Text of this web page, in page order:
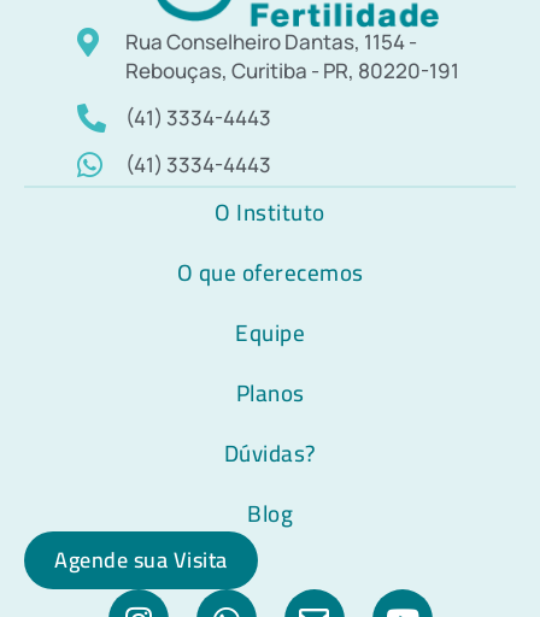
Rua Conselheiro Dantas, 1154 -
Rebouças, Curitiba - PR, 80220-191
(41) 3334-4443
(41) 3334-4443
O Instituto
O que oferecemos
Equipe
Planos
Dúvidas?
Blog
Agende sua Visita